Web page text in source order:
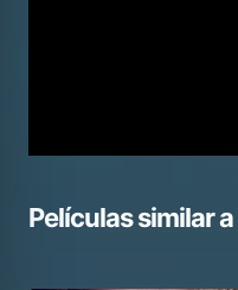
Películas similar a